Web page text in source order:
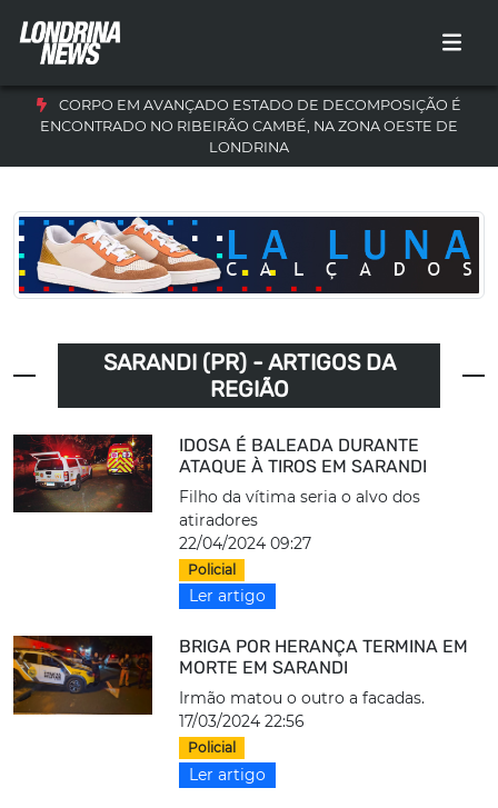
CORPO EM AVANÇADO ESTADO DE DECOMPOSIÇÃO É
ENCONTRADO NO RIBEIRÃO CAMBÉ, NA ZONA OESTE DE
LONDRINA
SARANDI (PR) - ARTIGOS DA
REGIÃO
IDOSA É BALEADA DURANTE
ATAQUE À TIROS EM SARANDI
Filho da vítima seria o alvo dos
atiradores
22/04/2024 09:27
Policial
Ler artigo
BRIGA POR HERANÇA TERMINA EM
MORTE EM SARANDI
Irmão matou o outro a facadas.
17/03/2024 22:56
Policial
Ler artigo